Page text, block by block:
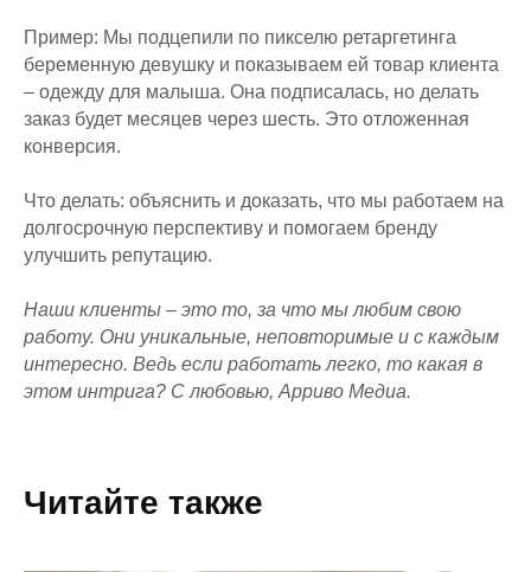
Пример: Мы подцепили по пикселю ретаргетинга
беременную девушку и показываем ей товар клиента
– одежду для малыша. Она подписалась, но делать
заказ будет месяцев через шесть. Это отложенная
конверсия.
Что делать: объяснить и доказать, что мы работаем на
долгосрочную перспективу и помогаем бренду
улучшить репутацию.
Наши клиенты – это то, за что мы любим свою
работу. Они уникальные, неповторимые и с каждым
интересно. Ведь если работать легко, то какая в
этом интрига? С любовью, Арриво Медиа.
Читайте также